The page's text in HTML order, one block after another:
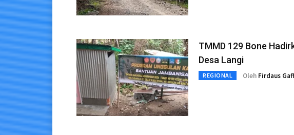
TMMD 129 Bone
Desa Langi
REGIONAL Oleh Firdaus